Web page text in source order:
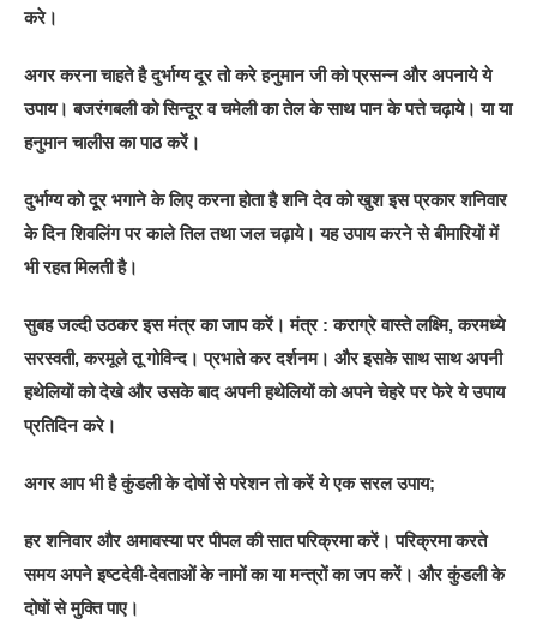
करे।
अगर करना चाहते है दुर्भाग्य दूर तो करे हनुमान जी को प्रसन्न और अपनाये ये
उपाय। बजरंगबली को सिन्दूर व चमेली का तेल के साथ पान के पत्ते चढ़ाये। या या
हनुमान चालीस का पाठ करें।
दुर्भाग्य को दूर भगाने के लिए करना होता है शनि देव को खुश इस प्रकार शनिवार
के दिन शिवलिंग पर काले तिल तथा जल चढ़ाये। यह उपाय करने से बीमारियों में
भी रहत मिलती है।
सुबह जल्दी उठकर इस मंत्र का जाप करें। मंत्र : कराग्रे वास्ते लक्ष्मि, करमध्ये
सरस्वती, करमूले तू गोविन्द। प्रभाते कर दर्शनम। और इसके साथ साथ अपनी
हथेलियों को देखे और उसके बाद अपनी हथेलियों को अपने चेहरे पर फेरे ये उपाय
प्रतिदिन करे।
अगर आप भी है कुंडली के दोषों से परेशन तो करें ये एक सरल उपाय;
हर शनिवार और अमावस्या पर पीपल की सात परिक्रमा करें। परिक्रमा करते
समय अपने इष्टदेवी-देवताओं के नामों का या मन्त्रों का जप करें। और कुंडली के
दोषों से मुक्ति पाए।